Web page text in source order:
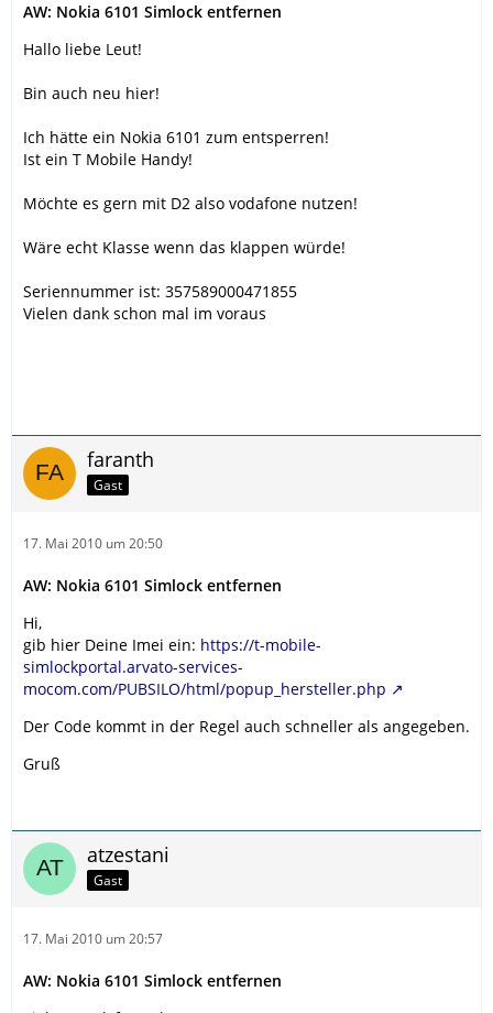
AW: Nokia 6101 Simlock entfernen
Hallo liebe Leut!
Bin auch neu hier!
Ich hätte ein Nokia 6101 zum entsperren!
Ist ein T Mobile Handy!
Möchte es gern mit D2 also vodafone nutzen!
Wäre echt Klasse wenn das klappen würde!
Seriennummer ist: 357589000471855
Vielen dank schon mal im voraus
faranth
Gast
17. Mai 2010 um 20:50
AW: Nokia 6101 Simlock entfernen
Hi,
gib hier Deine Imei ein: https://t-mobile-
simlockportal.arvato-services-
mocom.com/PUBSILO/html/popup_hersteller.php
Der Code kommt in der Regel auch schneller als angegeben.
Gruß
atzestani
Gast
17. Mai 2010 um 20:57
AW: Nokia 6101 Simlock entfernen